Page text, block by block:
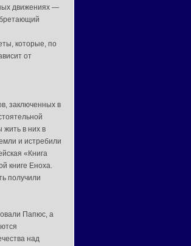
движениях —
которые, по
от
заключенных в
жить в них в
и истребили
«Книга
книге Еноха.
получили
Папюс, а
над